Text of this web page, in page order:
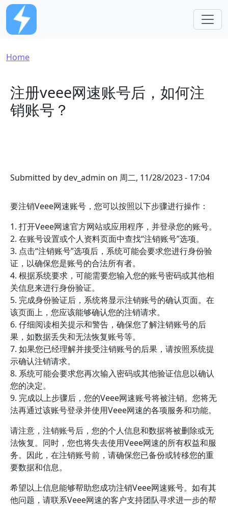
Skip to main content
Breadcrumb
Home
注册veee网速账号后，如何注
销账号？
Submitted bydev_admin on 周二, 11/28/2023 - 17:04
要注销Veee网速账号，您可以按照以下步骤进行操作：
1. 打开Veee网速官方网站或应用程序，并登录您的账号。
2. 在账号设置或个人资料页面中查找“注销账号”选项。
3. 点击“注销账号”选项后，系统可能会要求您进行身份验
证，以确保您是账号的合法所有者。
4. 根据系统要求，可能需要您输入您的账号密码或其他相
关信息来进行身份验证。
5. 完成身份验证后，系统将显示注销账号的确认页面。在
该页面上，您应该能够确认您的注销请求。
6. 仔细阅读相关提示和警告，确保您了解注销账号的后
果，如数据丢失和无法恢复账号等。
7. 如果您已经理解并接受注销账号的后果，请按照系统提
示确认注销请求。
8. 系统可能会要求您再次输入密码或其他验证信息以确认
您的决定。
9. 完成以上步骤后，您的Veee网速账号将被注销。您将无
法再通过该账号登录并使用Veee网速的各项服务和功能。
请注意，注销账号后，您的个人信息和数据将被删除或无
法恢复。同时，您也将失去使用Veee网速的所有权益和服
务。因此，在注销账号前，请确保您已备份或转移您的重
要数据和信息。
希望以上信息能够帮助您成功注销Veee网速账号。如有其
他问题，请联系Veee网速的客户支持团队寻求进一步的帮